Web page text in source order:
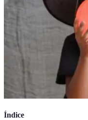
Índice